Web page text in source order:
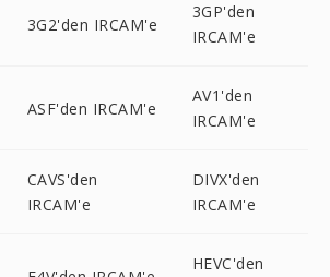
3G2'den IRCAM'e
3GP'den
IRCAM'e
ASF'den IRCAM'e
AV1'den
IRCAM'e
CAVS'den
IRCAM'e
DIVX'den
IRCAM'e
HEVC'den